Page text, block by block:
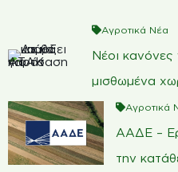
Αγροτικά Νέα
Νέοι
μισθωμένα
Αγροτικά
ΑΑΔΕ –
την